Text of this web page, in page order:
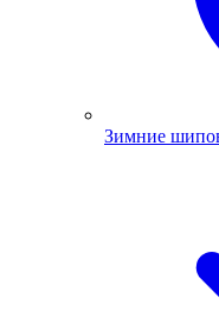
Зимние